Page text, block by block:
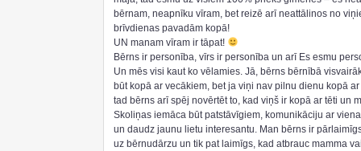
bērnam, neapnīku vīram, bet reizē arī neattālinos no
brīvdienas pavadām kopā!
UN manam vīram ir tāpat!
Bērns ir personība, vīrs ir personība un arī Es esmu
Un mēs visi kaut ko vēlamies. Jā, bērns bērnībā
būt kopā ar vecākiem, bet ja viņi nav pilnu dienu kopā
tad bērns arī spēj novērtēt to, kad viņš ir kopā ar tēti un
Skoliņas iemāca būt patstāvīgiem, komunikāciju ar
un daudz jaunu lietu interesantu. Man bērns ir
uz bērnudārzu un tik pat laimīgs, kad atbrauc mamma